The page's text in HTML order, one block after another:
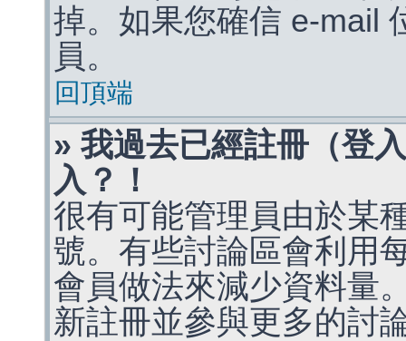
掉。如果您確信 e-mail
員。
回頂端
» 我過去已經註冊（登
入？！
很有可能管理員由於某
號。有些討論區會利用
會員做法來減少資料量
新註冊並參與更多的討